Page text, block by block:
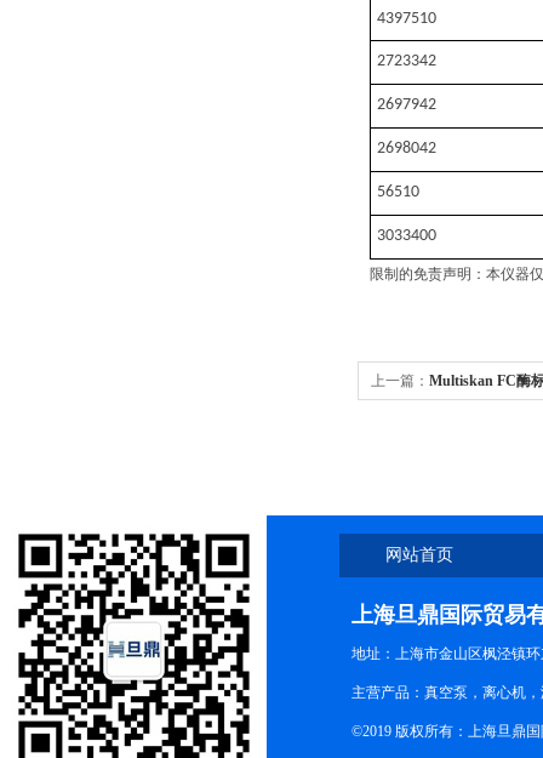
4397510
2723342
2697942
2698042
56510
3033400
限制的免责声明：本仪器
上一篇： Multiskan FC酶
网站首页
上海旦鼎国际贸易
地址：上海市金山区枫泾镇
主营产品：真空泵，离心机
©2019 版权所有：上海旦鼎